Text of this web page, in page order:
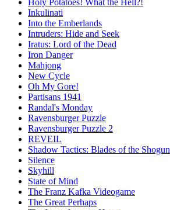
Holy Potatoes! What the Hell?!
Inkulinati
Into the Emberlands
Intruders: Hide and Seek
Iratus: Lord of the Dead
Iron Danger
Mahjong
New Cycle
Oh My Gore!
Partisans 1941
Randal's Monday
Ravensburger Puzzle
Ravensburger Puzzle 2
REVEIL
Shadow Tactics: Blades of the Shogun
Silence
Skyhill
State of Mind
The Franz Kafka Videogame
The Great Perhaps